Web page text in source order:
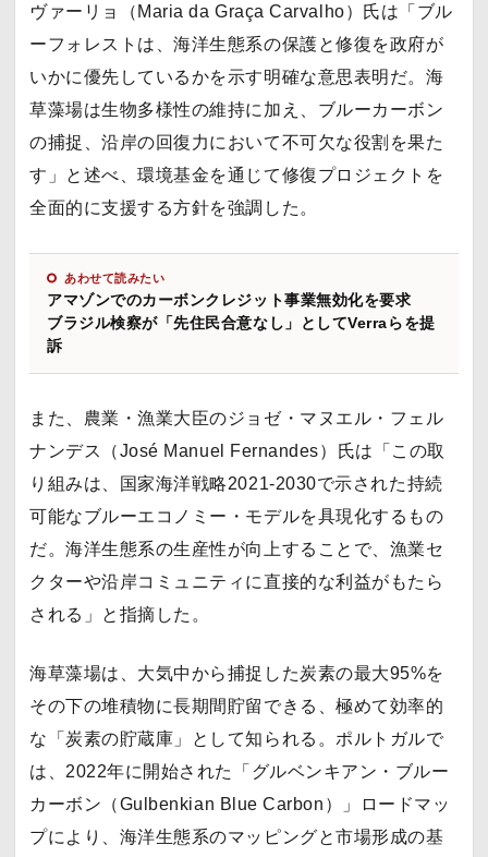
ヴァーリョ（Maria da Graça Carvalho）氏は「ブル
ーフォレストは、海洋生態系の保護と修復を政府が
いかに優先しているかを示す明確な意思表明だ。海
草藻場は生物多様性の維持に加え、ブルーカーボン
の捕捉、沿岸の回復力において不可欠な役割を果た
す」と述べ、環境基金を通じて修復プロジェクトを
全面的に支援する方針を強調した。
あわせて読みたい
アマゾンでのカーボンクレジット事業無効化を要求
ブラジル検察が「先住民合意なし」としてVerraらを提
訴
また、農業・漁業大臣のジョゼ・マヌエル・フェル
ナンデス（José Manuel Fernandes）氏は「この取
り組みは、国家海洋戦略2021-2030で示された持続
可能なブルーエコノミー・モデルを具現化するもの
だ。海洋生態系の生産性が向上することで、漁業セ
クターや沿岸コミュニティに直接的な利益がもたら
される」と指摘した。
海草藻場は、大気中から捕捉した炭素の最大95%を
その下の堆積物に長期間貯留できる、極めて効率的
な「炭素の貯蔵庫」として知られる。ポルトガルで
は、2022年に開始された「グルベンキアン・ブルー
カーボン（Gulbenkian Blue Carbon）」ロードマッ
プにより、海洋生態系のマッピングと市場形成の基